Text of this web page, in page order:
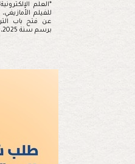
*العلم
للفيلم
عن فتح باب
برسم سنة 2025، في